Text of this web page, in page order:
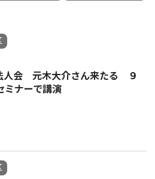
人会 元木大介さん来たる ９
ナーで講演